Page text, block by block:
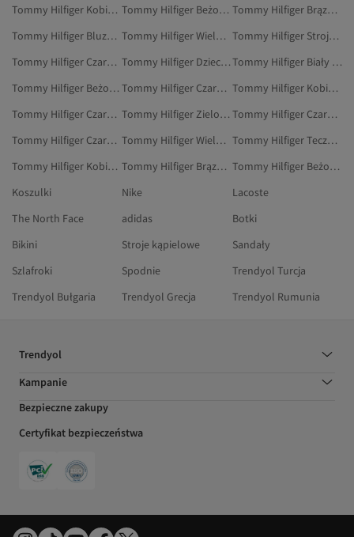
Tommy Hilfiger Kobiety Etui Na Karty
Tommy Hilfiger Beżowy Dżinsy
Tommy Hilfiger Brązowy Szaliki
Tommy Hilfiger Bluzki Damskie
Tommy Hilfiger Wielokolorowy Odzież Sportowa
Tommy Hilfiger Stroje Kąpielowe
Tommy Hilfiger Czarny Torby I Pokrowce
Tommy Hilfiger Dzieci Bluzki Damskie
Tommy Hilfiger Biały Czapki, Berety I Rękawiczki
Tommy Hilfiger Beżowy Szaliki
Tommy Hilfiger Czarny Szaliki
Tommy Hilfiger Kobiety Spódnice
Tommy Hilfiger Czarny Torebki
Tommy Hilfiger Zielony Marynarki I Kamizelki
Tommy Hilfiger Czarny Torby I Torebki
Tommy Hilfiger Czarny Dżinsy
Tommy Hilfiger Wielokolorowy Kamizelki
Tommy Hilfiger Teczki I Kopertówki
Tommy Hilfiger Kobiety Czapki, Berety I Rękawiczki
Tommy Hilfiger Brązowy Torby I Torebki
Tommy Hilfiger Beżowy Odzież
Koszulki
Nike
Lacoste
The North Face
adidas
Botki
Bikini
Stroje kąpielowe
Sandały
Szlafroki
Spodnie
Trendyol Turcja
Trendyol Bułgaria
Trendyol Grecja Trendyol Rumunia
Trendyol
Kampanie
Bezpieczne zakupy
Certyfikat bezpieczeństwa